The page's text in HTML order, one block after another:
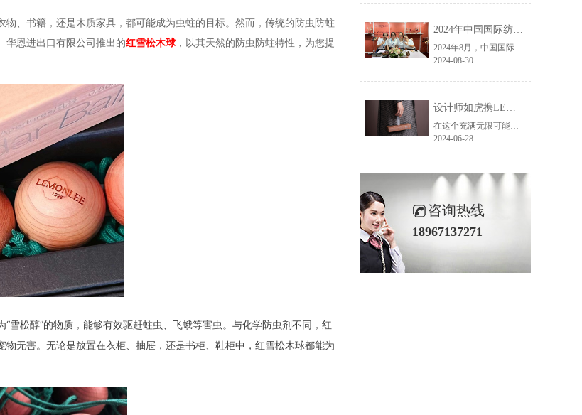
书籍，还是木质家具，都可能成为虫蛀的目标。然而，传统的防虫防蛀
华恩进出口有限公司推出的红雪松木球，以其天然的防虫防蛀特性，为您提
雪松醇”的物质，能够有效驱赶蛀虫、飞蛾等害虫。与化学防虫剂不同，红
无害。无论是放置在衣柜、抽屉，还是书柜、鞋柜中，红雪松木球都能为
2024年中国国际纺织面料及辅料（秋冬）博览会完美收官！——华恩
2024年8月，中国国际纺织面料及辅料（秋冬）博览会完美收官！作为一家拥有30年历史的专业衣架制造商，我们非常荣幸能够参与这一盛会，并在此期间与众多客户进行了广泛而深入的交流。
2024-08-30
设计师如虎携LEMONLEE红雪松礼盒荣获第六届未来·已来香港新锐当代设计奖铜奖
在这个充满无限可能的2024年夏季，LEMONLEE品牌设计师如虎以其非凡的创意与对自然的深刻理解，精心打造的红雪松木球礼盒，在“2024未来·已来——第六届香港新锐当代设计奖”中摘得铜奖。这不仅是对设计师如虎原创设计能力的嘉奖，更是对LEMONLEE品牌的高度认可。
2024-06-28
咨询热线
18967137271